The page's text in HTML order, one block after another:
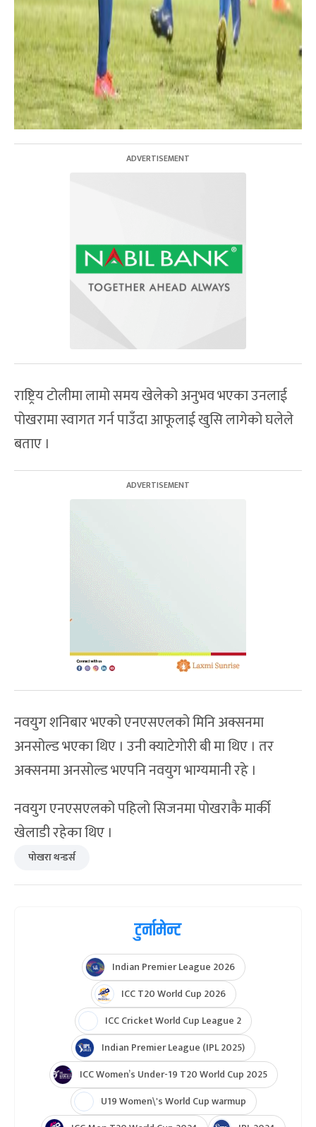
राष्ट्रिय टोलीमा लामो समय खेलेको अनुभव भएका उनलाई
पोखरामा स्वागत गर्न पाउँदा आफूलाई खुसि लागेको घलेले
बताए ।
नवयुग शनिबार भएको एनएसएलको मिनि अक्सनमा
अनसोल्ड भएका थिए । उनी क्याटेगोरी बी मा थिए । तर
अक्सनमा अनसोल्ड भएपनि नवयुग भाग्यमानी रहे ।
नवयुग एनएसएलको पहिलो सिजनमा पोखराकै मार्की
खेलाडी रहेका थिए ।
पोखरा थन्डर्स
टुर्नामेन्ट
Indian Premier League 2026
ICC T20 World Cup 2026
ICC Cricket World Cup League 2
Indian Premier League (IPL 2025)
ICC Women’s Under-19 T20 World Cup 2025
U19 Women\'s World Cup warmup